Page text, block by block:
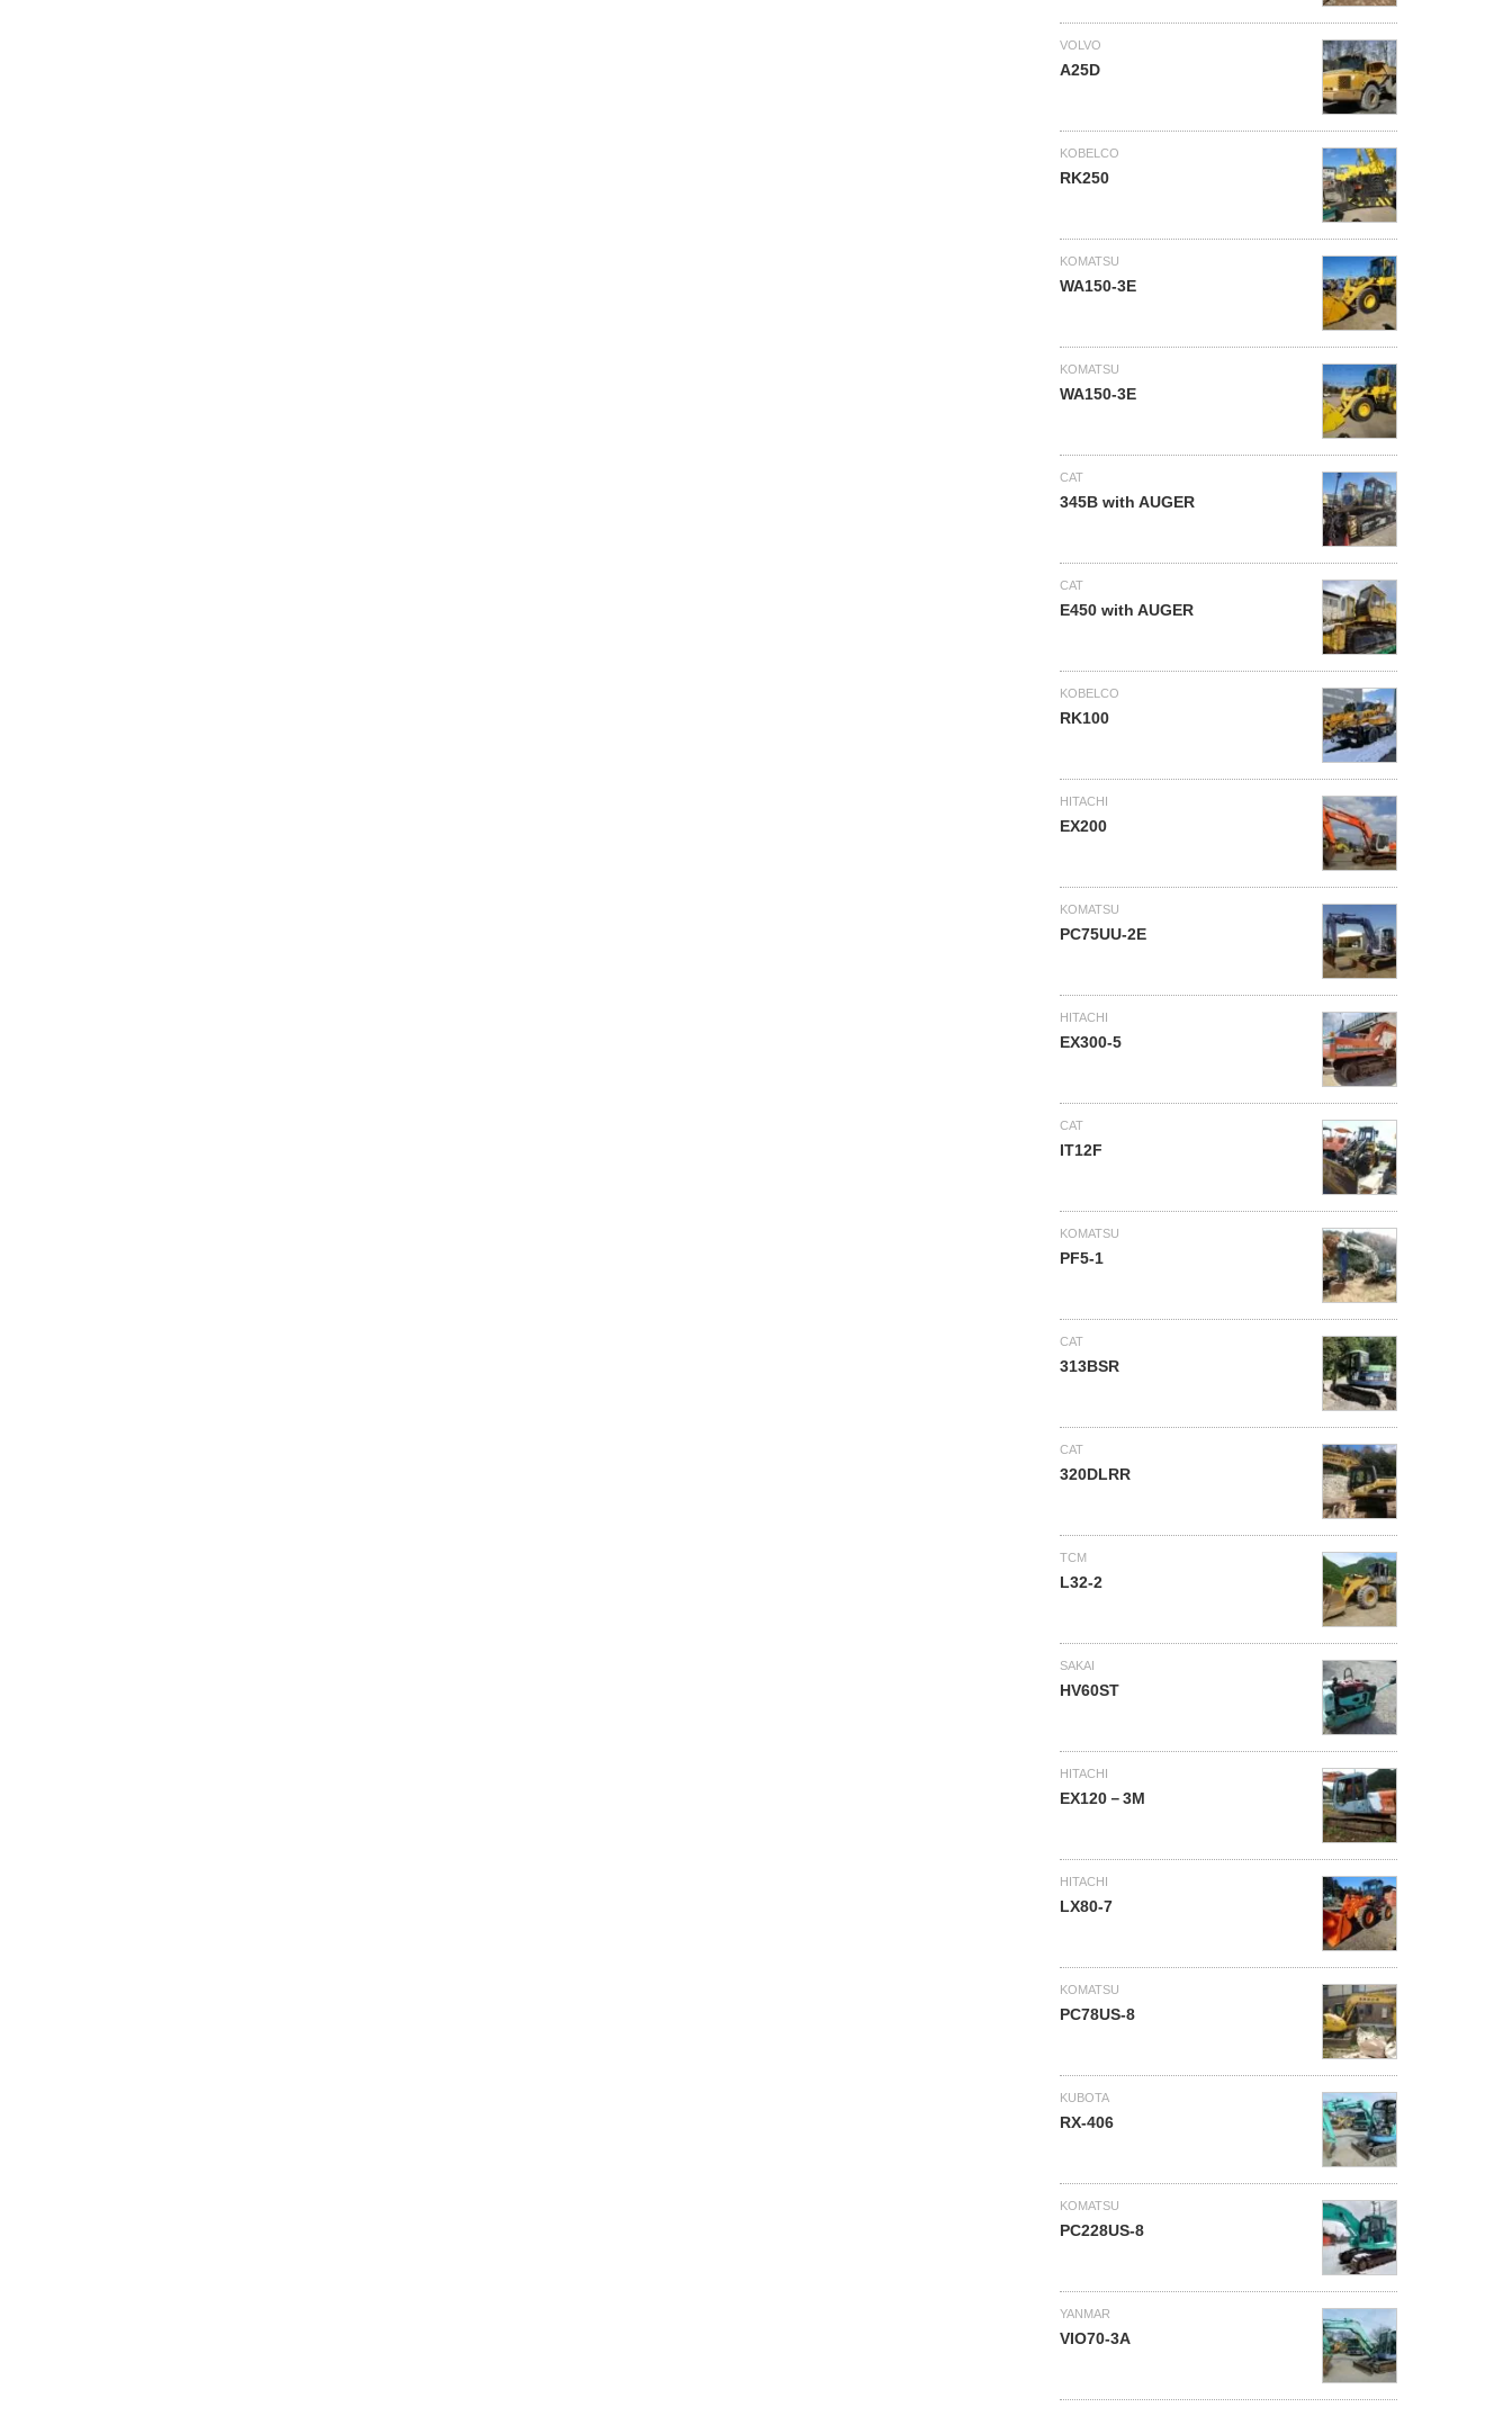
VOLVO
A25D
KOBELCO
RK250
KOMATSU
WA150-3E
KOMATSU
WA150-3E
CAT
345B with AUGER
CAT
E450 with AUGER
KOBELCO
RK100
HITACHI
EX200
KOMATSU
PC75UU-2E
HITACHI
EX300-5
CAT
IT12F
KOMATSU
PF5-1
CAT
313BSR
CAT
320DLRR
TCM
L32-2
SAKAI
HV60ST
HITACHI
EX120－3M
HITACHI
LX80-7
KOMATSU
PC78US-8
KUBOTA
RX-406
KOMATSU
PC228US-8
YANMAR
VIO70-3A